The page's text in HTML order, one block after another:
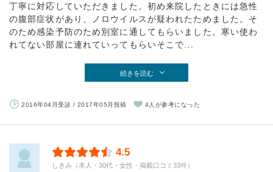
丁寧に対応していただきました。初め来院したときには急性
の腹部症状があり、ノロウイルスが疑われたためました。そ
のため感染予防のため別室に通してもらいました。寒い使わ
れてない部屋に連れていってもらいそこで...
続きを読む
2016年04月受診 / 2017年05月投稿 4人が参考になった
4.5
しきみ（本人・30代・女性・掲載口コミ33件）